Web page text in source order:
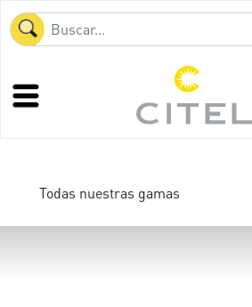
Todas nuestras gamas